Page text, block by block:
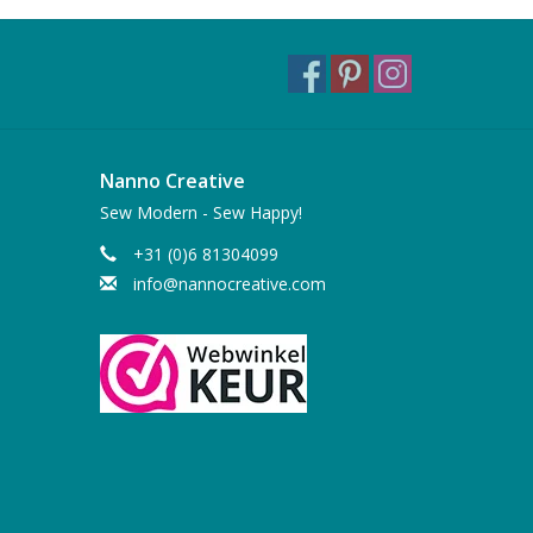
Nanno Creative
Sew Modern - Sew Happy!
+31 (0)6 81304099
info@nannocreative.com